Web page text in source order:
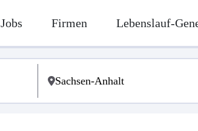
Jobs Firmen Lebenslauf-